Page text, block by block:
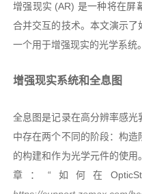
增强现实 (AR) 是一种将在屏
合并交互的技术。本文演示
一个用于增强现实的光学系统。
增强现实系统和全息图
全息图是记录在高分辨率感
中存在两个不同的阶段：构
的构建和作为光学元件的使
章：“如何在